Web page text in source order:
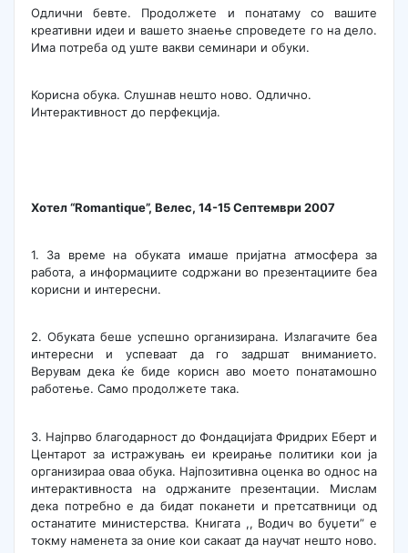
Одлични бевте. Продолжете и понатаму со вашите
креативни идеи и вашето знаење спроведете го на дело.
Има потреба од уште вакви семинари и обуки.
Корисна обука. Слушнав нешто ново. Одлично.
Интерактивност до перфекција.
Хотел “Romantique”, Велес, 14-15 Септември 2007
1. За време на обуката имаше пријатна атмосфера за
работа, а информациите содржани во презентациите беа
корисни и интересни.
2. Обуката беше успешно организирана. Излагачите беа
интересни и успеваат да го задршат вниманието.
Верувам дека ќе биде корисн аво моето понатамошно
работење. Само продолжете така.
3. Најпрво благодарност до Фондацијата Фридрих Еберт и
Центарот за истражувањ еи креирање политики кои ја
организираа оваа обука. Најпозитивна оценка во однос на
интерактивноста на одржаните презентации. Мислам
дека потребно е да бидат поканети и претсатвници од
останатите министерства. Книгата ,, Водич во буџети” е
токму наменета за оние кои сакаат да научат нешто ново.